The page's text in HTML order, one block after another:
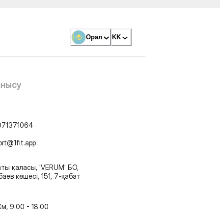
Орал KK
қаласы, 'VERUM' БО,
көшесі, 151, 7-қабат
9:00 - 18:00